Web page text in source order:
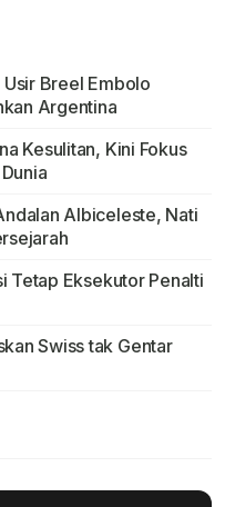
Breel Embolo
Argentina
Kesulitan, Kini Fokus
Albiceleste, Nati
Tetap Eksekutor Penalti
Swiss tak Gentar